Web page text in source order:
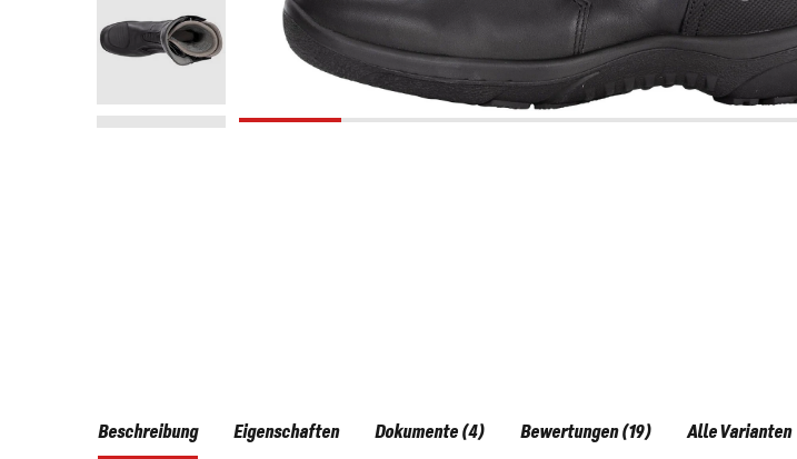
Beschreibung Eigenschaften Dokumente (4) Bewertungen (19) Alle Varianten